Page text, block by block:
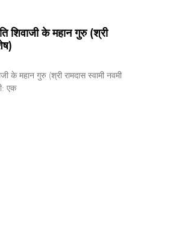
शिवाजी के महान गुरु (श्री
के महान गुरु (श्री रामदास स्वामी नवमी
एक